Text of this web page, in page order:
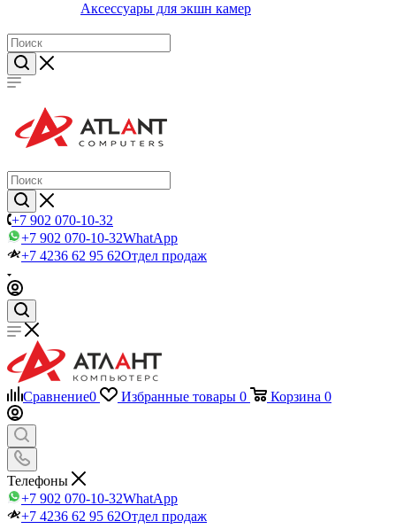
Аксессуары для экшн камер
+7 902 070-10-32
+7 902 070-10-32WhatApp
+7 4236 62 95 62Отдел продаж
Сравнение0 Избранные товары 0 Корзина 0
Телефоны
+7 902 070-10-32WhatApp
+7 4236 62 95 62Отдел продаж